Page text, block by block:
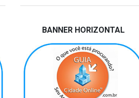
BANNER HORIZONTAL